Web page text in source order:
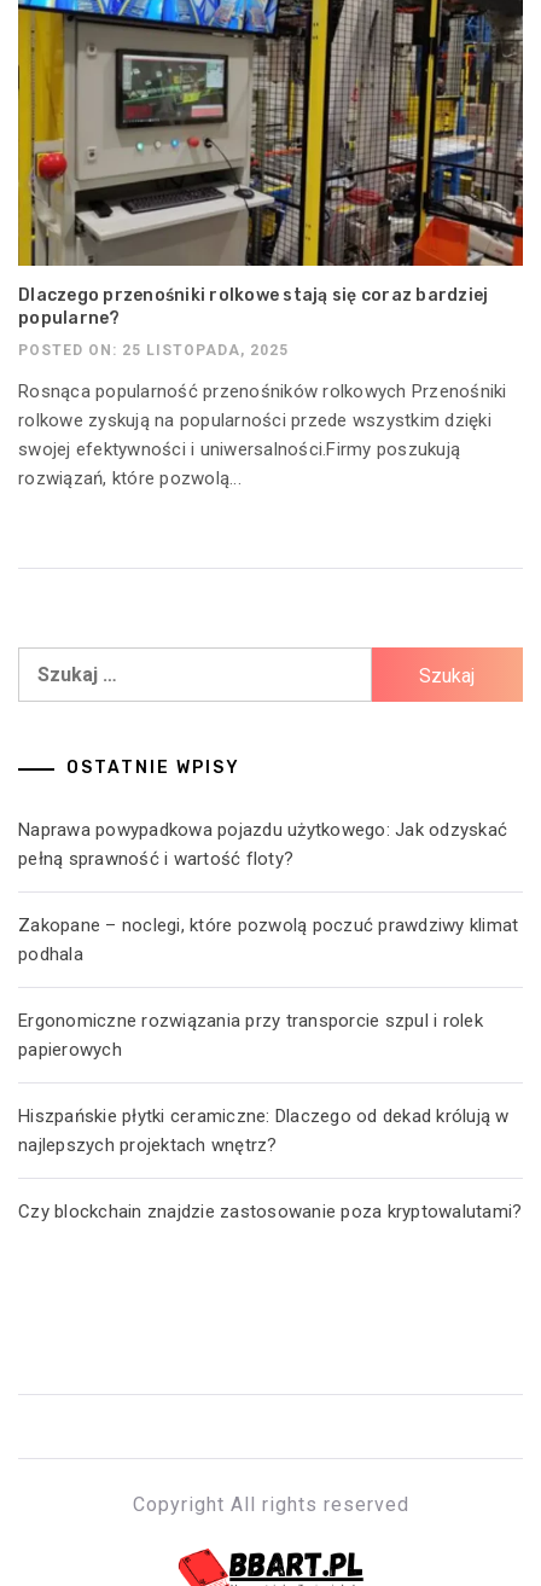
Dlaczego przenośniki rolkowe stają się coraz bardziej
popularne?
POSTED ON: 25 LISTOPADA, 2025
Rosnąca popularność przenośników rolkowych Przenośniki
rolkowe zyskują na popularności przede wszystkim dzięki
swojej efektywności i uniwersalności.Firmy poszukują
rozwiązań, które pozwolą...
Szukaj:
OSTATNIE WPISY
Naprawa powypadkowa pojazdu użytkowego: Jak odzyskać
pełną sprawność i wartość floty?
Zakopane – noclegi, które pozwolą poczuć prawdziwy klimat
podhala
Ergonomiczne rozwiązania przy transporcie szpul i rolek
papierowych
Hiszpańskie płytki ceramiczne: Dlaczego od dekad królują w
najlepszych projektach wnętrz?
Czy blockchain znajdzie zastosowanie poza kryptowalutami?
Copyright All rights reserved
BBART.PL